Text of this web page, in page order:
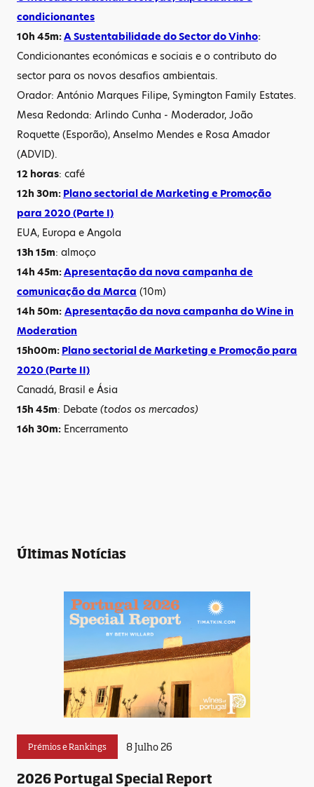
condicionantes
10h 45m:A Sustentabilidade do Sector do Vinho:
Condicionantes económicas e sociais e o contributo do
sector para os novos desafios ambientais.
Orador: António Marques Filipe, Symington Family Estates.
Mesa Redonda: Arlindo Cunha - Moderador, João
Roquette (Esporão), Anselmo Mendes e Rosa Amador
(ADVID).
12 horas: café
12h 30m: Plano sectorial de Marketing e Promoção
para 2020 (Parte I)
EUA, Europa e Angola
13h 15m: almoço
14h 45m:Apresentação da nova campanha de
comunicação da Marca (10m)
14h 50m: Apresentação da nova campanha do Wine in
Moderation
15h00m: Plano sectorial de Marketing e Promoção para
2020 (Parte II)
Canadá, Brasil e Ásia
15h 45m: Debate (todos os mercados)
16h 30m: Encerramento
Últimas Notícias
Prémios e Rankings 8 Julho 26
2026 Portugal Special Report